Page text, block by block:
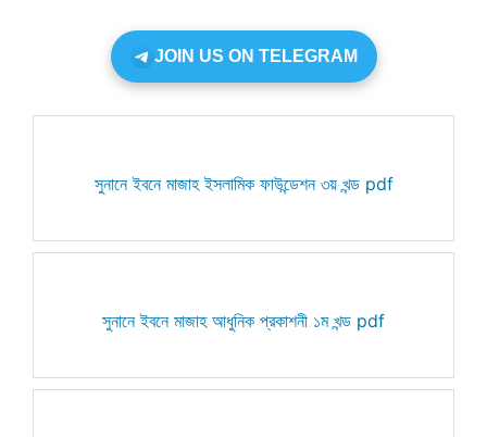
JOIN US ON TELEGRAM
সুনানে ইবনে মাজাহ ইসলামিক ফাউন্ডেশন ৩য় খন্ড pdf
সুনানে ইবনে মাজাহ আধুনিক প্রকাশনী ১ম খন্ড pdf